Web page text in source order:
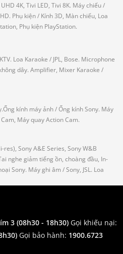
4K, Tivi LED, Tivi 8K. Máy chiếu/
Phụ kiện/ Kính 3D, Màn chiếu, Loa
Phụ kiện PlayStation.
Loa Karaoke / JPL, Bose. Microphone
dây. Amplifier, Mixer Karaoke /
kính máy ảnh / Ống kính Sony. Máy
Máy quay Action Cam.
res), Sony A&E Series, Sony W&B
nghe giảm tiếng ồn, choàng đầu, In-
Sony. Máy ghi âm / Sony, JSL. Loa
3 (08h30 - 18h30) Gọi khiếu nại:
Gọi bảo hành: 1900.6723